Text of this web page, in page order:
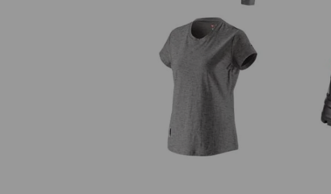
T-Shirt e.s.vintage, damer